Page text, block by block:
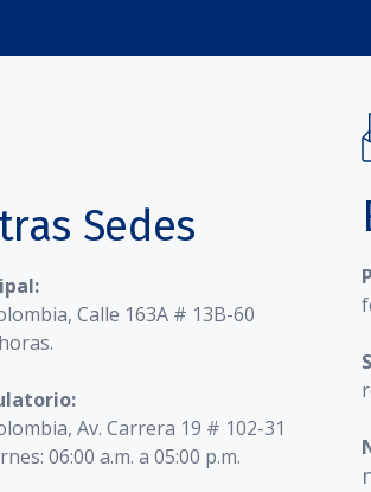
Sedes
Calle 163A # 13B-60
Av. Carrera 19 # 102-31
06:00 a.m. a 05:00 p.m.